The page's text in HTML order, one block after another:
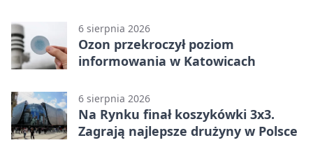
6 sierpnia 2026
Ozon przekroczył poziom
informowania w Katowicach
6 sierpnia 2026
Na Rynku finał koszykówki 3x3.
Zagrają najlepsze drużyny w Polsce